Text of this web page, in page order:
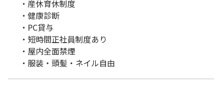
・産休育休制度
・健康診断
・PC貸与
・短時間正社員制度あり
・屋内全面禁煙
・服装・頭髪・ネイル自由